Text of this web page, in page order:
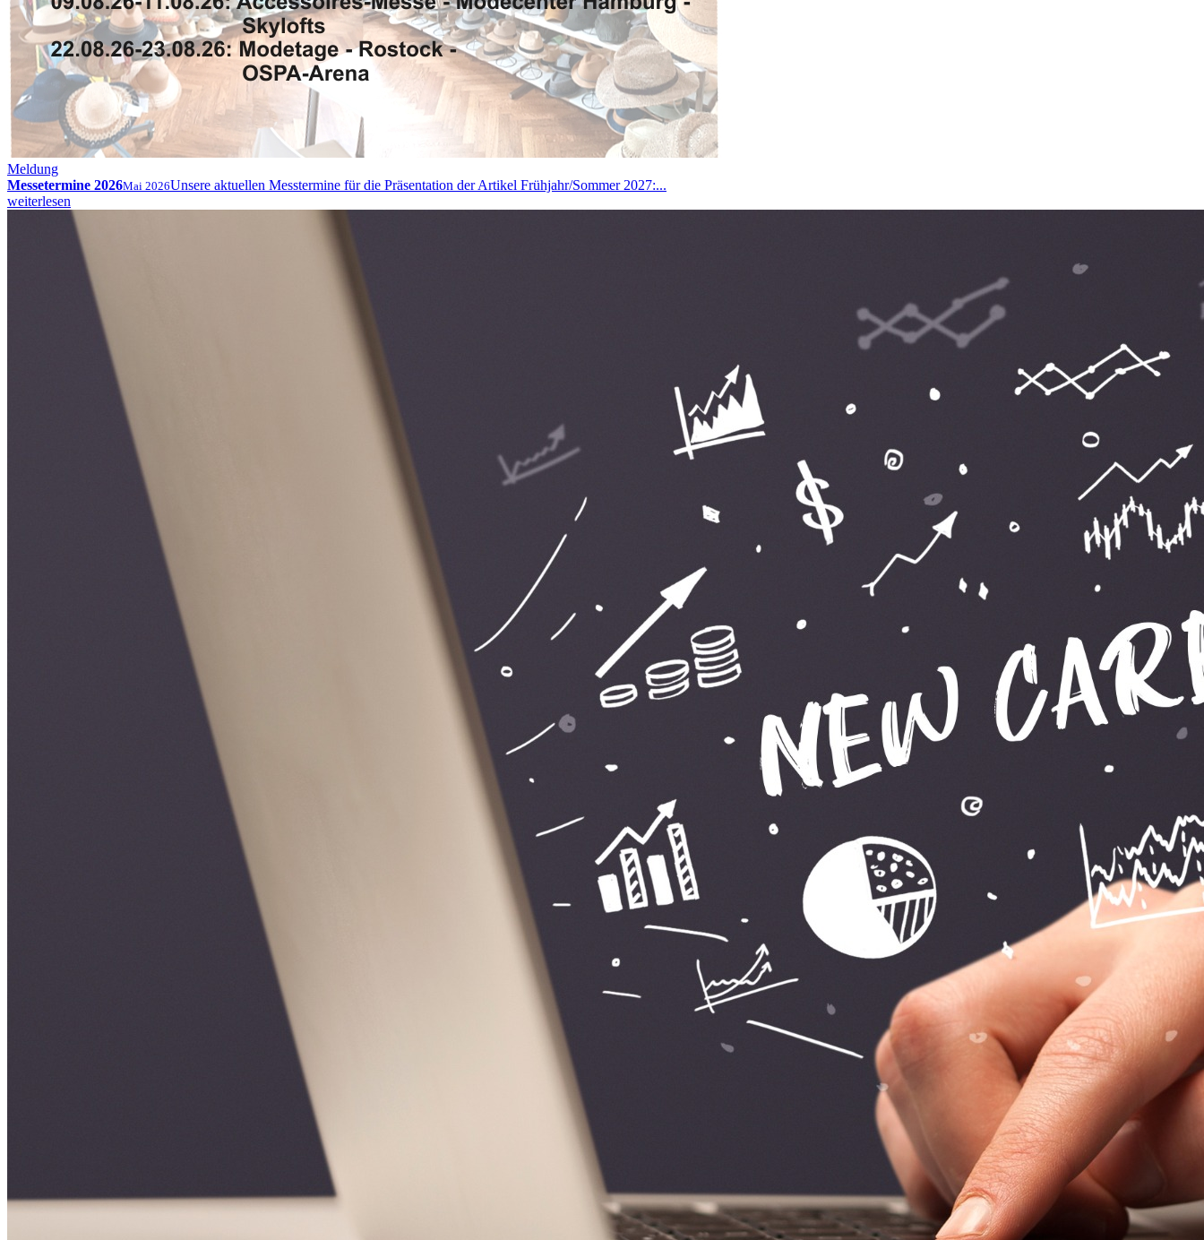
Meldung
Messetermine 2026Mai 2026Unsere aktuellen Messtermine für die Präsentation der Artikel Frühjahr/Sommer 2027:...
weiterlesen